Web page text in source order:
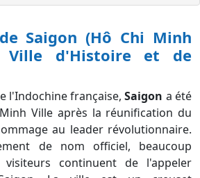
Saigon (Hô Chi Minh
d'Histoire et de
l'Indochine française,Saigon a été
Ville après la réunification du
au leader révolutionnaire.
de nom officiel, beaucoup
continuent de l'appeler